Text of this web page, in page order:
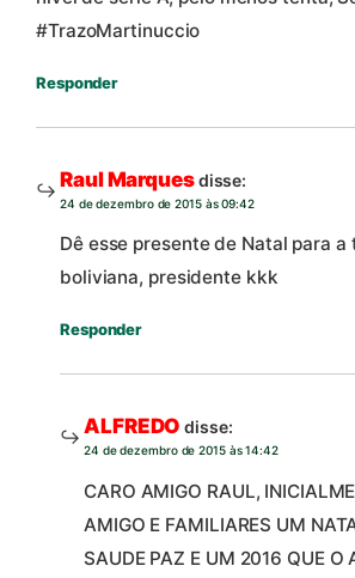
#TrazoMartinuccio
Responder
Raul Marquesdisse:
24 de dezembro de 2015 às 09:42
Dê esse presente de Natal para a
boliviana, presidente kkk
Responder
ALFREDO disse:
24 de dezembro de 2015 às 14:42
CARO AMIGO RAUL,
AMIGO E FAMILIARES UM
SAUDE PAZ E UM 2016 QUE O